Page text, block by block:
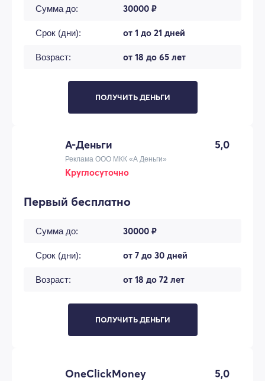
Сумма до: 30000 ₽
Срок (дни): от 1 до 21 дней
Возраст: от 18 до 65 лет
ПОЛУЧИТЬ ДЕНЬГИ
А-Деньги 5,0
Реклама ООО МКК «А Деньги»
Круглосуточно
Первый бесплатно
Сумма до: 30000 ₽
Срок (дни): от 7 до 30 дней
Возраст: от 18 до 72 лет
ПОЛУЧИТЬ ДЕНЬГИ
OneClickMoney 5,0